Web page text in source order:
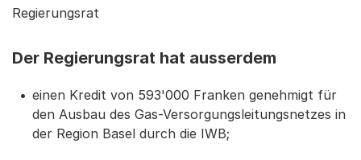
Regierungsrat
Der Regierungsrat hat ausserdem
einen Kredit von 593'000 Franken genehmigt für
den Ausbau des Gas-Versorgungsleitungsnetzes in
der Region Basel durch die IWB;